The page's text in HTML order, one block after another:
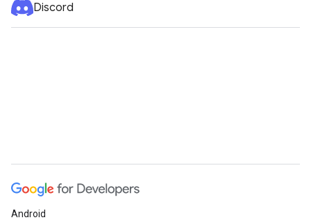
Discord
Android